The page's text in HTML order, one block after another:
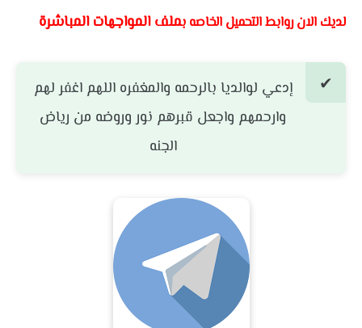
لديك الان روابط التحميل الخاصه بملف المواجهات المباشرة
إدعي لوالديا بالرحمه والمغفره اللهم اغفر لهم
وارحمهم واجعل قبرهم نور وروضه من رياض
الجنه